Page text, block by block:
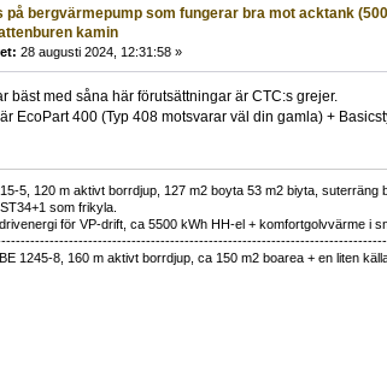
på bergvärmepump som fungerar bra mot acktank (500
kamin
28 augusti 2024, 12:31:58 »
bäst med såna här förutsättningar är CTC:s grejer.
EcoPart 400 (Typ 408 motsvarar väl din gamla) +
5, 120 m aktivt borrdjup, 127 m2 boyta 53 m2 biyta,
som frikyla.
för VP-drift, ca 5500 kWh HH-el + komfortgolvvärme i
1245-8, 160 m aktivt borrdjup, ca 150 m2 boarea + en liten